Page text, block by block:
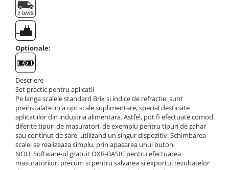
Adaptoare
Adaptor camera microscop
Altele
Cap microscop
Carcase si genti
Cleme
Condensator microscop
Filtru Lambda
Filtru microscop
Filtru Quartz wedge
Huse de protectie
Iluminare microscop
Kit camp intunecat
Optionale:
Descriere
Set practic pentru aplicatii
Pe langa scalele standard Brix si indice de refractie, sunt
preinstalate inca opt scale suplimentare, special destinate
aplicatiilor din industria alimentara. Astfel, pot fi efectuate comod
diferite tipuri de masuratori, de exemplu pentru tipuri de zahar
sau continut de sare, utilizand un singur dispozitiv. Schimbarea
scalei se realizeaza simplu, prin apasarea unui buton.
NOU: Software-ul gratuit OXR-BASIC pentru efectuarea
masuratorilor, precum si pentru salvarea si exportul rezultatelor